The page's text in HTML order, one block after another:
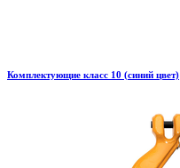
Комплектующие класс 10 (синий цвет)